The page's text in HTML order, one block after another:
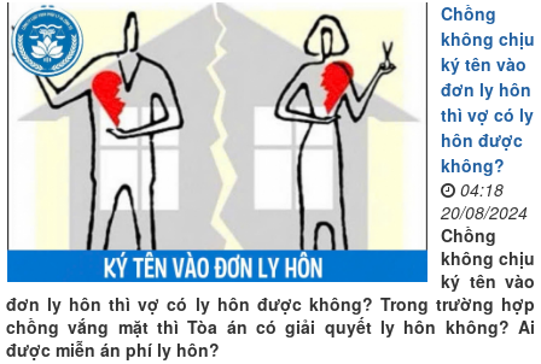
Chồng
không chịu
ký tên vào
đơn ly hôn
thì vợ có ly
hôn được
không?
04:18
20/08/2024
Chồng
không chịu
ký tên vào
đơn ly hôn thì vợ có ly hôn được không? Trong trường hợp
chồng vắng mặt thì Tòa án có giải quyết ly hôn không? Ai
được miễn án phí ly hôn?